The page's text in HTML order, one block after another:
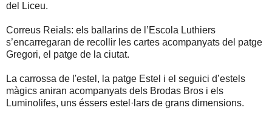
del Liceu.
Correus Reials: els ballarins de l’Escola Luthiers
s’encarregaran de recollir les cartes acompanyats del patge
Gregori, el patge de la ciutat.
La carrossa de l'estel, la patge Estel i el seguici d’estels
màgics aniran acompanyats dels Brodas Bros i els
Luminolifes, uns éssers estel·lars de grans dimensions.